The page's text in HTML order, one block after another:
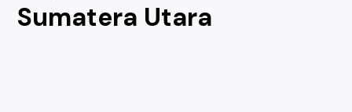
Sumatera Utara